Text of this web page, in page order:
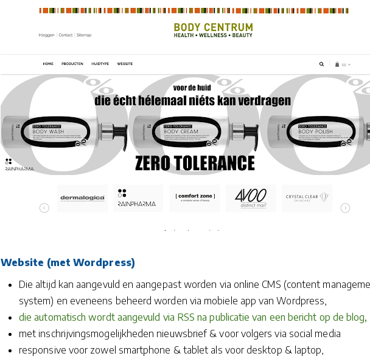
Website (met Wordpress)
Die altijd kan aangevuld en aangepast worden via online CMS (content
system) en eveneens beheerd worden via mobiele app van Wordpress,
die automatisch wordt aangevuld via RSS na publicatie van een bericht op de blog,
met inschrijvingsmogelijkheden nieuwsbrief & voor volgers via social media
responsive voor zowel smartphone & tablet als voor desktop & laptop,